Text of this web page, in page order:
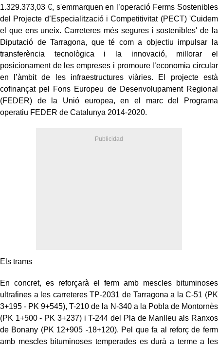
1.329.373,03 €, s'emmarquen en l’operació Ferms Sostenibles
del Projecte d’Especialització i Competitivitat (PECT) 'Cuidem
el que ens uneix. Carreteres més segures i sostenibles' de la
Diputació de Tarragona, que té com a objectiu impulsar la
transferència tecnològica i la innovació, millorar el
posicionament de les empreses i promoure l’economia circular
en l’àmbit de les infraestructures viàries. El projecte està
cofinançat pel Fons Europeu de Desenvolupament Regional
(FEDER) de la Unió europea, en el marc del Programa
operatiu FEDER de Catalunya 2014-2020.
Els trams
En concret, es reforçarà el ferm amb mescles bituminoses
ultrafines a les carreteres TP-2031 de Tarragona a la C-51 (PK
3+195 - PK 9+545), T-210 de la N-340 a la Pobla de Montornès
(PK 1+500 - PK 3+237) i T-244 del Pla de Manlleu als Ranxos
de Bonany (PK 12+905 -18+120). Pel que fa al reforç de ferm
amb mescles bituminoses temperades es durà a terme a les